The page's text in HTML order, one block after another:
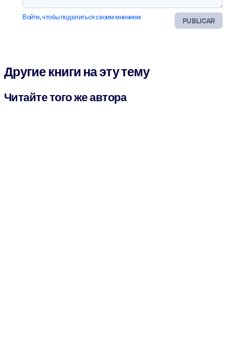
PUBLICAR
Войти, чтобы поделиться своим мнением
Другие книги на эту тему
Читайте того же автора